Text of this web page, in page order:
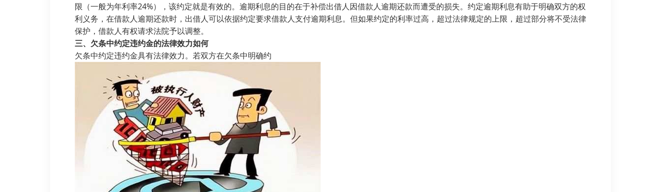
限（一般为年利率24%），该约定就是有效的。逾期利息的目的在于补偿出借人因借款人逾期还款而遭受的损失。约定逾期利息有助于明确双方的权
利义务，在借款人逾期还款时，出借人可以依据约定要求借款人支付逾期利息。但如果约定的利率过高，超过法律规定的上限，超过部分将不受法律
保护，借款人有权请求法院予以调整。
三、欠条中约定违约金的法律效力如何
欠条中约定违约金具有法律效力。若双方在欠条中明确约